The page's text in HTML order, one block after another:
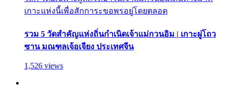
เกาะแห่งนี้เพื่อสักการะขอพรอยู่โดยตลอด
รวม 5 วัดสำคัญแห่งถิ่นกำเนิดเจ้าแม่กวนอิม | เกาะผู่โถว
ซาน มณฑลเจ้อเจียง ประเทศจีน
1,526 views